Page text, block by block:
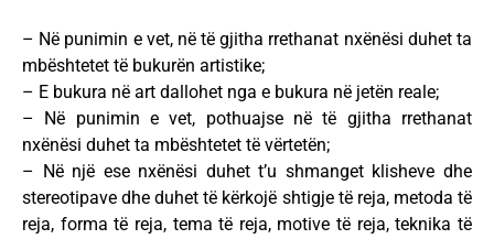
– Në punimin e vet, në të gjitha rrethanat nxënësi duhet ta
mbështetet të bukurën artistike;
– E bukura në art dallohet nga e bukura në jetën reale;
– Në punimin e vet, pothuajse në të gjitha rrethanat
nxënësi duhet ta mbështetet të vërtetën;
– Në një ese nxënësi duhet t’u shmanget klisheve dhe
stereotipave dhe duhet të kërkojë shtigje të reja, metoda të
reja, forma të reja, tema të reja, motive të reja, teknika të